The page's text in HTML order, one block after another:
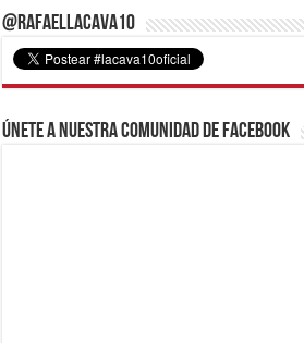
@RafaelLacava10
Únete a nuestra comunidad de Facebook